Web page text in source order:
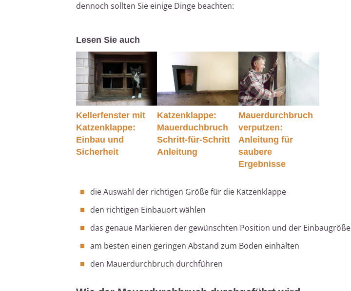
dennoch sollten Sie einige Dinge beachten:
Lesen Sie auch
Kellerfenster mit
Katzenklappe:
Einbau und
Sicherheit
Katzenklappe:
Mauerduchbruch
Schritt-für-Schritt
Anleitung
Mauerdurchbruch
verputzen:
Anleitung für
saubere
Ergebnisse
die Auswahl der richtigen Größe für die Katzenklappe
den richtigen Einbauort wählen
das genaue Markieren der gewünschten Position und der Einbaugröße
am besten einen geringen Abstand zum Boden einhalten
den Mauerdurchbruch durchführen